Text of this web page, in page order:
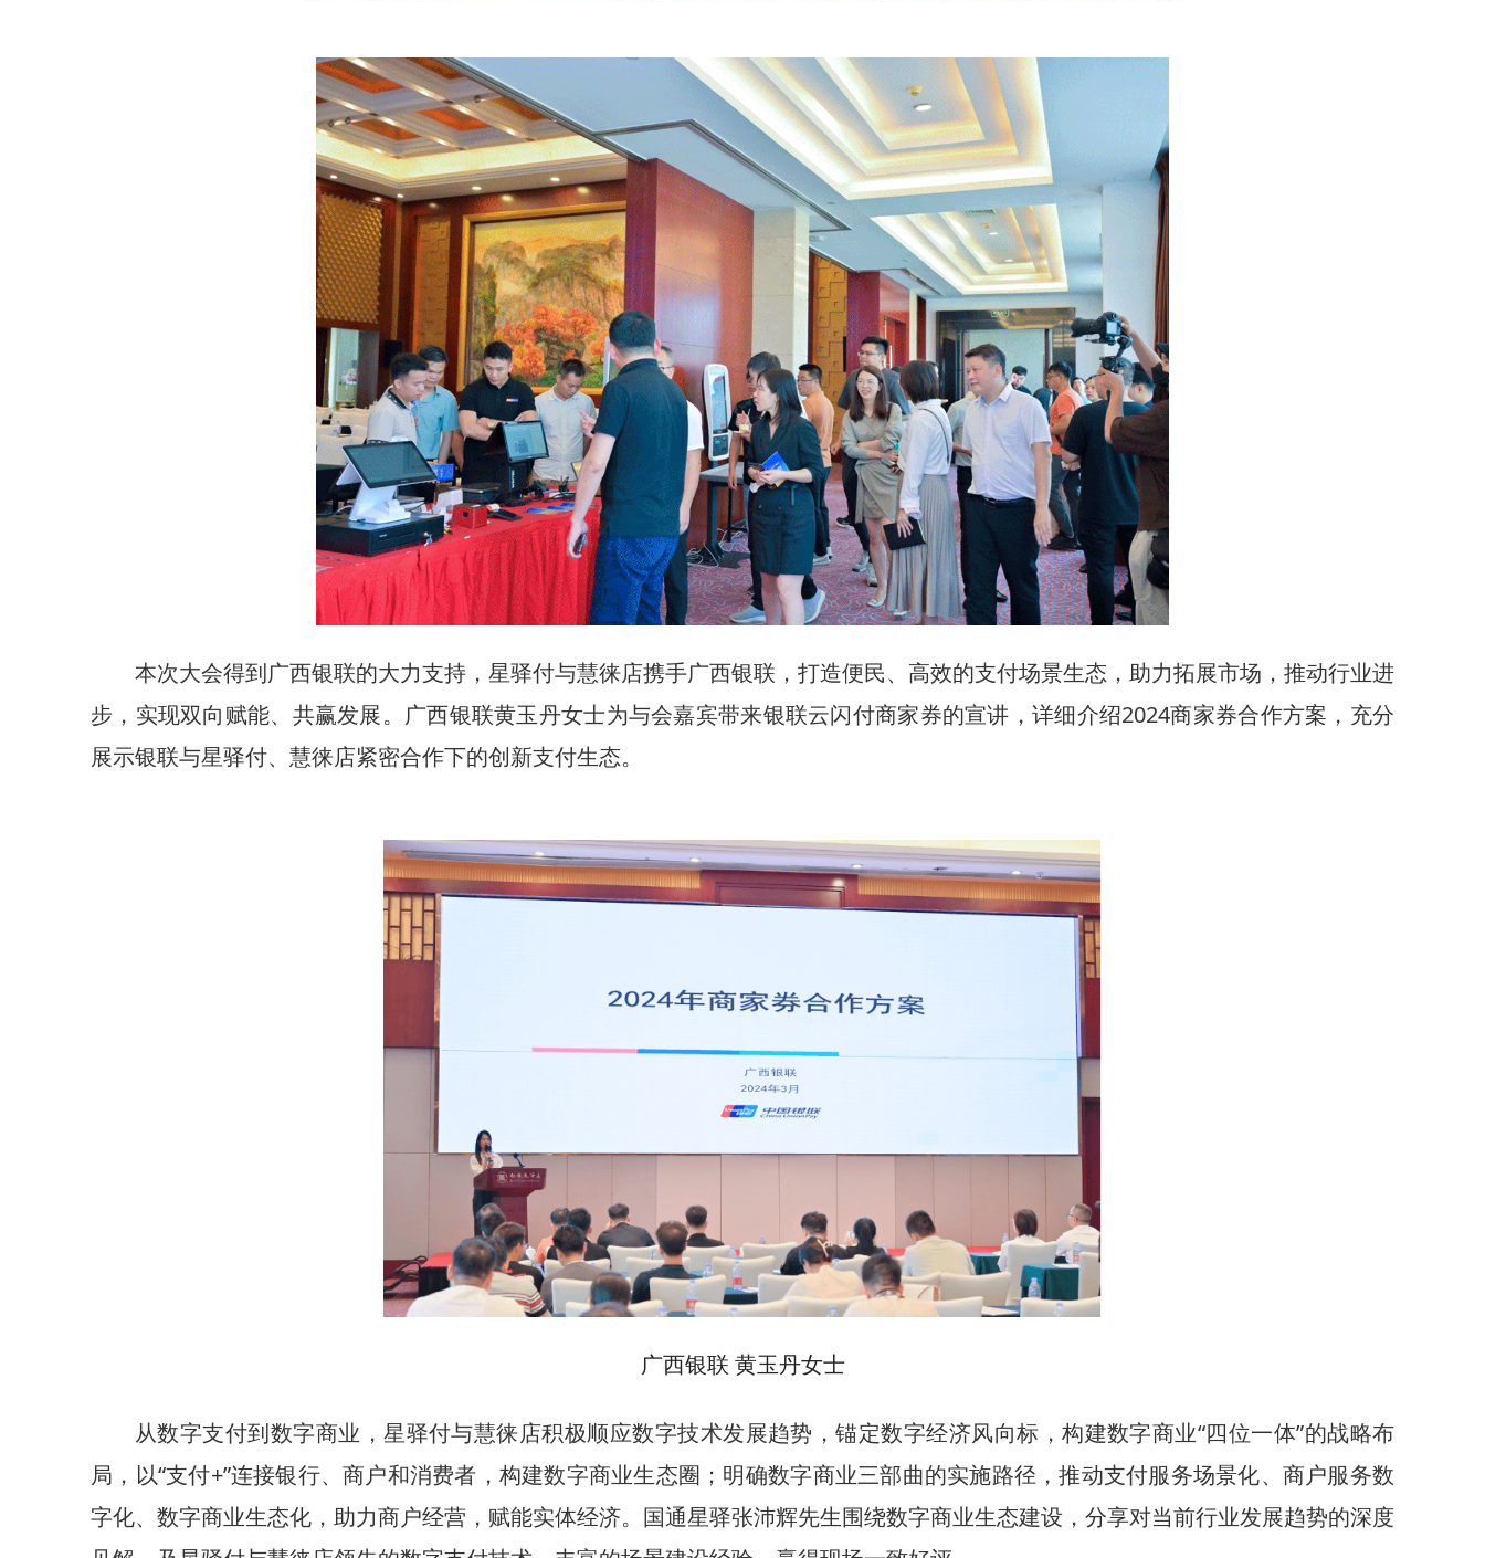
本次大会得到广西银联的大力支持，星驿付与慧徕店携手广西银联，打造便民、高效的支付场景生态，助力拓展市场，推动行业进
步，实现双向赋能、共赢发展。广西银联黄玉丹女士为与会嘉宾带来银联云闪付商家券的宣讲，详细介绍2024商家券合作方案，充分
展示银联与星驿付、慧徕店紧密合作下的创新支付生态。
广西银联 黄玉丹女士
从数字支付到数字商业，星驿付与慧徕店积极顺应数字技术发展趋势，锚定数字经济风向标，构建数字商业“四位一体”的战略布
局，以“支付+”连接银行、商户和消费者，构建数字商业生态圈；明确数字商业三部曲的实施路径，推动支付服务场景化、商户服务数
字化、数字商业生态化，助力商户经营，赋能实体经济。国通星驿张沛辉先生围绕数字商业生态建设，分享对当前行业发展趋势的深度